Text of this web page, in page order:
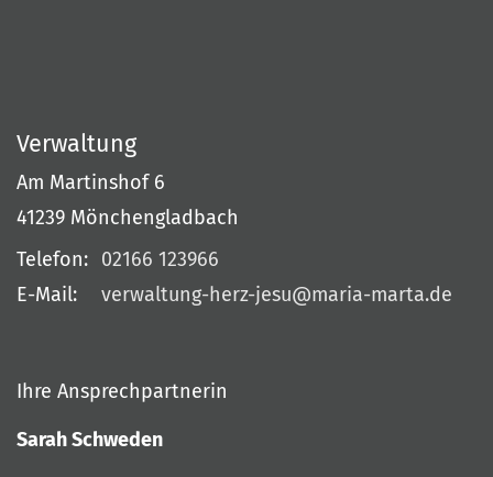
Verwaltung
Am Martinshof 6
41239 Mönchengladbach
Telefon: 02166 123966
E-Mail:
verwaltung-herz-jesu@maria-marta.de
Ihre Ansprechpartnerin
Sarah Schweden